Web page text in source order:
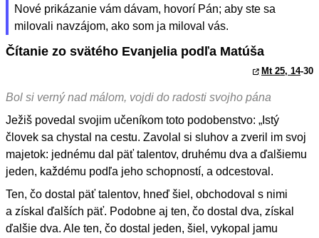
Nové prikázanie vám dávam, hovorí Pán; aby ste sa
milovali navzájom, ako som ja miloval vás.
Čítanie zo svätého Evanjelia podľa Matúša
Mt 25, 14-30
Bol si verný nad málom, vojdi do radosti svojho pána
Ježiš povedal svojim učeníkom toto podobenstvo: „Istý
človek sa chystal na cestu. Zavolal si sluhov a zveril im svoj
majetok: jednému dal päť talentov, druhému dva a ďalšiemu
jeden, každému podľa jeho schopností, a odcestoval.
Ten, čo dostal päť talentov, hneď šiel, obchodoval s nimi
a získal ďalších päť. Podobne aj ten, čo dostal dva, získal
ďalšie dva. Ale ten, čo dostal jeden, šiel, vykopal jamu